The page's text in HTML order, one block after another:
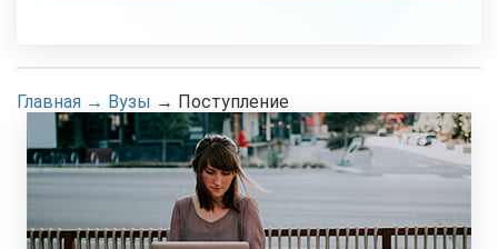
Главная → Вузы → Поступление